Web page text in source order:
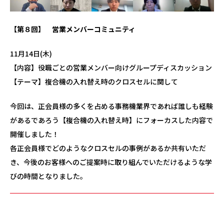
【第８回】 営業メンバーコミュニティ
11月14日(木)
【内容】役職ごとの営業メンバー向けグループディスカッション
【テーマ】複合機の入れ替え時のクロスセルに関して
今回は、正会員様の多くを占める事務機業界であれば誰しも経験
があるであろう【複合機の入れ替え時】にフォーカスした内容で
開催しました！
各正会員様でどのようなクロスセルの事例があるか共有いただ
き、今後のお客様へのご提案時に取り組んでいただけるような学
びの時間となりました。